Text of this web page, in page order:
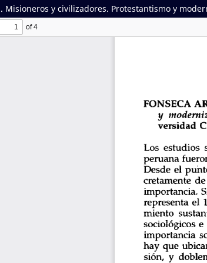
Misioneros y civilizadores. Protestantismo y